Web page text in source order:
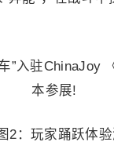
玩家踊跃体验